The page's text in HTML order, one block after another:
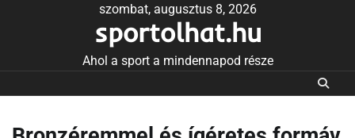
szombat, augusztus 8, 2026
sportolhat.hu
Ahol a sport a mindennapod része